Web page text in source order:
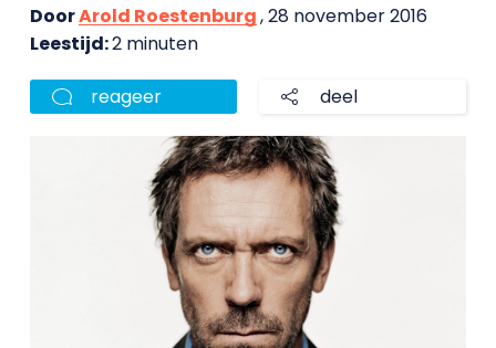
DoorArold Roestenburg, 28 november 2016
Leestijd:2 minuten
reageer deel